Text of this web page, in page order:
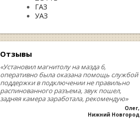
ГАЗ
УАЗ
Отзывы
«Установил магнитолу на мазда 6,
оперативно была оказана помощь службой
поддержки в подключении не правильно
распинованного разъема, звук пошел,
задняя камера заработала, рекомендую»
Олег,
Нижний Новгород